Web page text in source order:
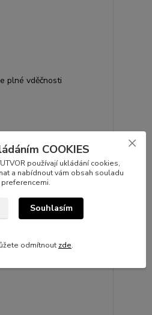
do košíku
COOKIES
používají ukládání cookies,
a nabídnout vám obsah souladu
preferencemi.
Souhlasím
odmítnout zde.